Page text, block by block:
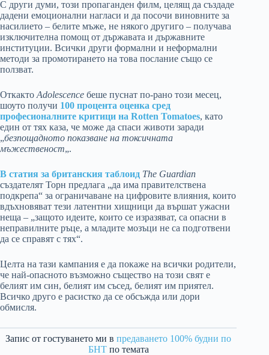
С други думи, този пропаганден филм, целящ да създаде
дадени емоционални нагласи и да посочи виновните за
насилието – белите мъже, не някого другиго – получава
изключителна помощ от държавата и държавните
институции. Всички други формални и неформални
методи за промотирането на това послание също се
ползват.
Откакто Adolescence беше пуснат по-рано този месец,
шоуто получи 100 процента оценка сред
професионалните критици на Rotten Tomatoes, като
един от тях каза, че може да спаси животи заради
„безпощадното показване на токсичната
мъжественост„.
В статия за британския таблоид The Guardian
създателят Торн предлага „да има правителствена
подкрепа“ за ограничаване на цифровите влияния, които
вдъхновяват тези латентни хищници да вършат ужасни
неща – „защото идеите, които се изразяват, са опасни в
неправилните ръце, а младите мозъци не са подготвени
да се справят с тях“.
Целта на тази кампания е да покаже на всички родители,
че най-опасното възможно същество на този свят е
белият им син, белият им съсед, белият им приятел.
Всичко друго е расистко да се обсъжда или дори
обмисля.
Запис от гостуването ми впредаването 100% будни по
БНТпо темата